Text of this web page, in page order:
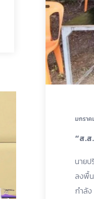
มกราค
“ส.ส
นาย
ลงพื้น
กำลั